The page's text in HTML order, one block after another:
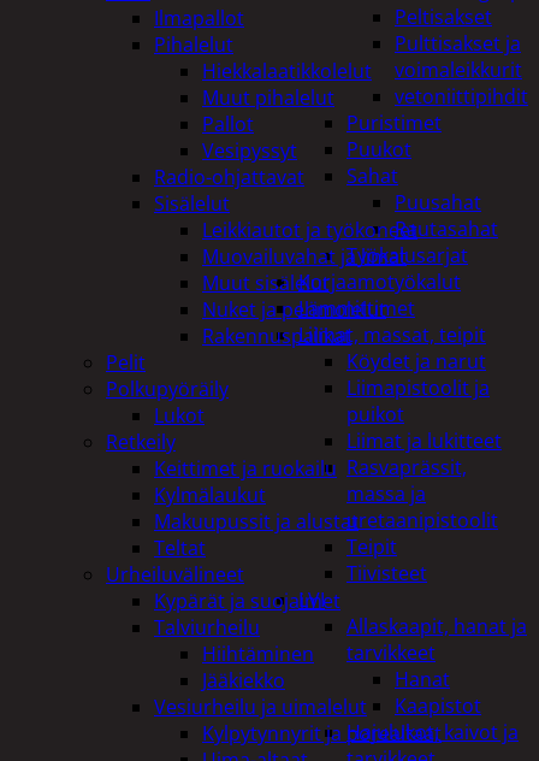
Peltisakset
Pulttisakset ja
voimaleikkurit
vetoniittipihdit
Puristimet
Puukot
Sahat
Puusahat
Rautasahat
Työkalusarjat
Korjaamotyökalut
Lämmittimet
Liimat, massat, teipit
Köydet ja narut
Liimapistoolit ja
puikot
Liimat ja lukitteet
Rasvaprässit,
massa ja
uretaanipistoolit
Teipit
Tiivisteet
LVI
Allaskaapit, hanat ja
tarvikkeet
Hanat
Kaapistot
Hajulukot, kaivot ja
Ilmapallot
Pihalelut
Hiekkalaatikkolelut
Muut pihalelut
Pallot
Vesipyssyt
Radio-ohjattavat
Sisälelut
Leikkiautot ja työkoneet
Muovailuvahat ja limat
Muut sisälelut
Nuket ja pehmolelut
Rakennuspalikat
Pelit
Polkupyöräily
Lukot
Retkeily
Keittimet ja ruokailu
Kylmälaukut
Makuupussit ja alustat
Teltat
Urheiluvälineet
Kypärät ja suojaimet
Talviurheilu
Hiihtäminen
Jääkiekko
Vesiurheilu ja uimalelut
Kylpytynnyrit ja porealtaat